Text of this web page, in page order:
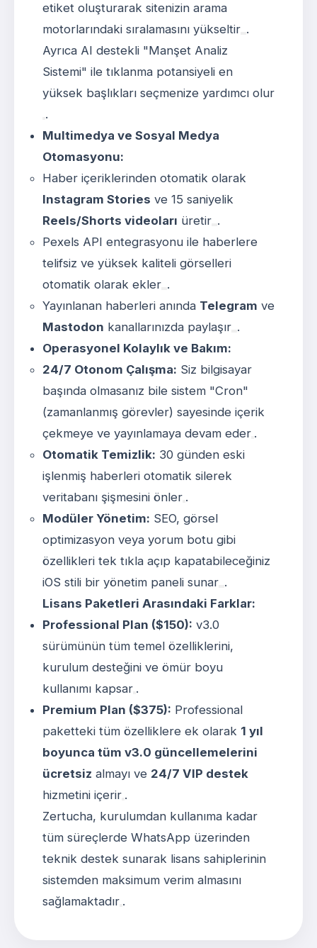
etiket oluşturarak sitenizin arama
motorlarındaki sıralamasını yükseltir .
Ayrıca AI destekli "Manşet Analiz
Sistemi" ile tıklanma potansiyeli en
yüksek başlıkları seçmenize yardımcı olur
.
Multimedya ve Sosyal Medya
Otomasyonu:
Haber içeriklerinden otomatik olarak
Instagram Stories ve 15 saniyelik
Reels/Shorts videoları üretir .
Pexels API entegrasyonu ile haberlere
telifsiz ve yüksek kaliteli görselleri
otomatik olarak ekler .
Yayınlanan haberleri anında Telegram ve
Mastodon kanallarınızda paylaşır .
Operasyonel Kolaylık ve Bakım:
24/7 Otonom Çalışma: Siz bilgisayar
başında olmasanız bile sistem "Cron"
(zamanlanmış görevler) sayesinde içerik
çekmeye ve yayınlamaya devam eder .
Otomatik Temizlik: 30 günden eski
işlenmiş haberleri otomatik silerek
veritabanı şişmesini önler .
Modüler Yönetim: SEO, görsel
optimizasyon veya yorum botu gibi
özellikleri tek tıkla açıp kapatabileceğiniz
iOS stili bir yönetim paneli sunar .
Lisans Paketleri Arasındaki Farklar:
Professional Plan ($150): v3.0
sürümünün tüm temel özelliklerini,
kurulum desteğini ve ömür boyu
kullanımı kapsar .
Premium Plan ($375): Professional
paketteki tüm özelliklere ek olarak 1 yıl
boyunca tüm v3.0 güncellemelerini
ücretsiz almayı ve 24/7 VIP destek
hizmetini içerir .
Zertucha, kurulumdan kullanıma kadar
tüm süreçlerde WhatsApp üzerinden
teknik destek sunarak lisans sahiplerinin
sistemden maksimum verim almasını
sağlamaktadır .